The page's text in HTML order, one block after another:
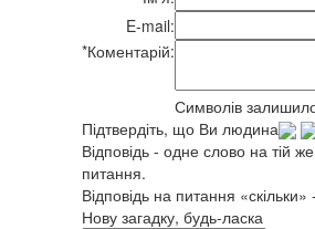
E-mail:
*Коментарій:
Символів
Підтвердіть, що Ви людина
Відповідь - одне слово на тій
питання.
Відповідь на питання
Нову загадку, будь-ласка